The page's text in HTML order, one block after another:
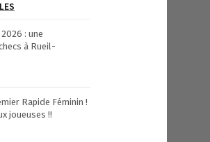
: une
à Rueil-
Rapide Féminin !
joueuses !!